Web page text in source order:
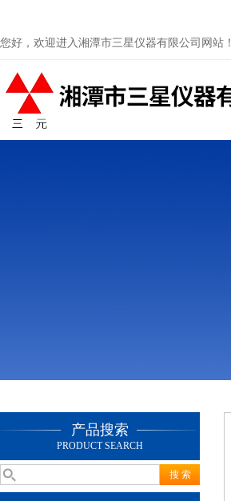
您好，欢迎进入湘潭市三星仪器有限公司网站！
产品搜索
PRODUCT SEARCH